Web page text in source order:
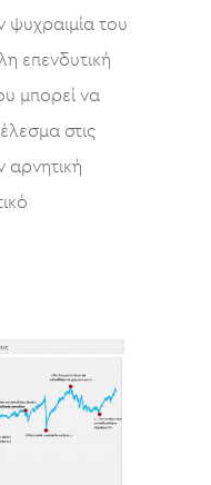
ψυχραιμία του
επενδυτική
μπορεί να
στις
αρνητική